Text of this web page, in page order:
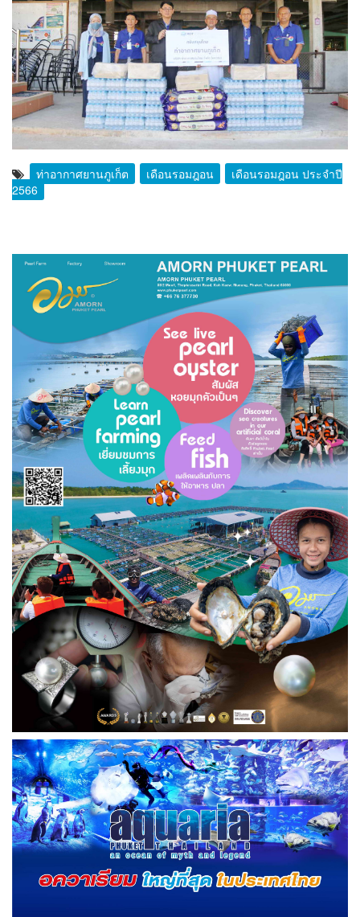
ท่าอากาศยานภูเก็ต เดือนรอมฎอน
เดือนรอมฎอน ประจำปี
2566